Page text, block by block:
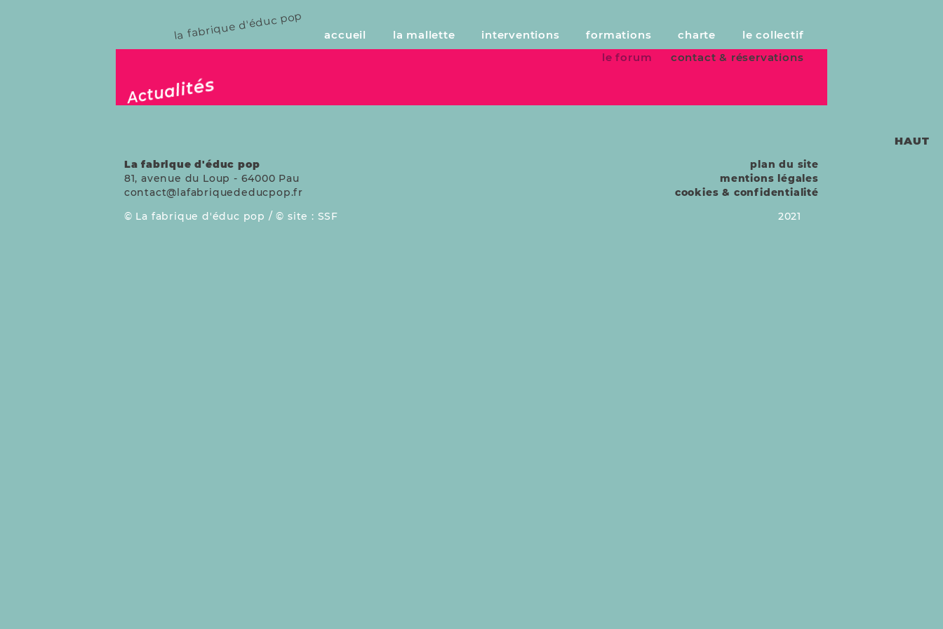
la fabrique d'éduc pop accueil la mallette interventions formations charte
le collectif
le forum
contact & réservations
Actualités
La fabrique d'éduc pop
81, avenue du Loup - 64000 Pau
contact@lafabriquededucpop.fr
plan du site
mentions légales
cookies & confidentialité
La fabrique d'éduc pop /
site : SSF 2021
HAUT